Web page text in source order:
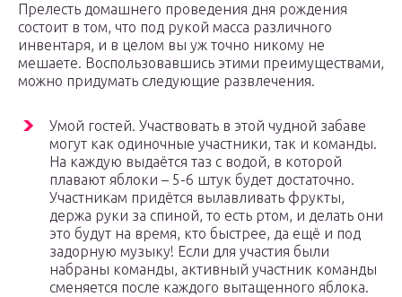
Прелесть домашнего проведения дня рождения
состоит в том, что под рукой масса различного
инвентаря, и в целом вы уж точно никому не
мешаете. Воспользовавшись этими преимуществами,
можно придумать следующие развлечения.
Умой гостей. Участвовать в этой чудной забаве
могут как одиночные участники, так и команды.
На каждую выдаётся таз с водой, в которой
плавают яблоки – 5-6 штук будет достаточно.
Участникам придётся вылавливать фрукты,
держа руки за спиной, то есть ртом, и делать они
это будут на время, кто быстрее, да ещё и под
задорную музыку! Если для участия были
набраны команды, активный участник команды
сменяется после каждого вытащенного яблока.